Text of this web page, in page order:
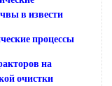
в извести
процессы
на
очистки